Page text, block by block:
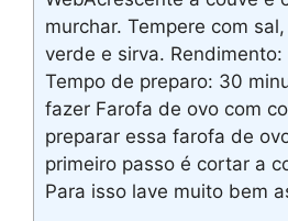
murchar. Tempere com
verde e sirva. Rendimento:
Tempo de preparo: 30
fazer Farofa de ovo com
preparar essa farofa de
primeiro passo é cortar a
Para isso lave muito bem